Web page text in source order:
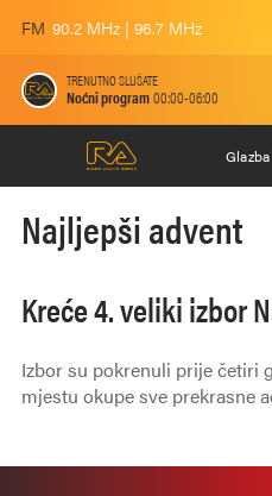
FM 90.2 MHz | 96.7 MHz
TRENUTNO SLUŠATE
Noćni program00:00-06:00
Najljepši advent
Kreće 4. veliki izbor
Izbor su pokrenuli prije četiri
mjestu okupe sve prekrasne
adventske destinacije.